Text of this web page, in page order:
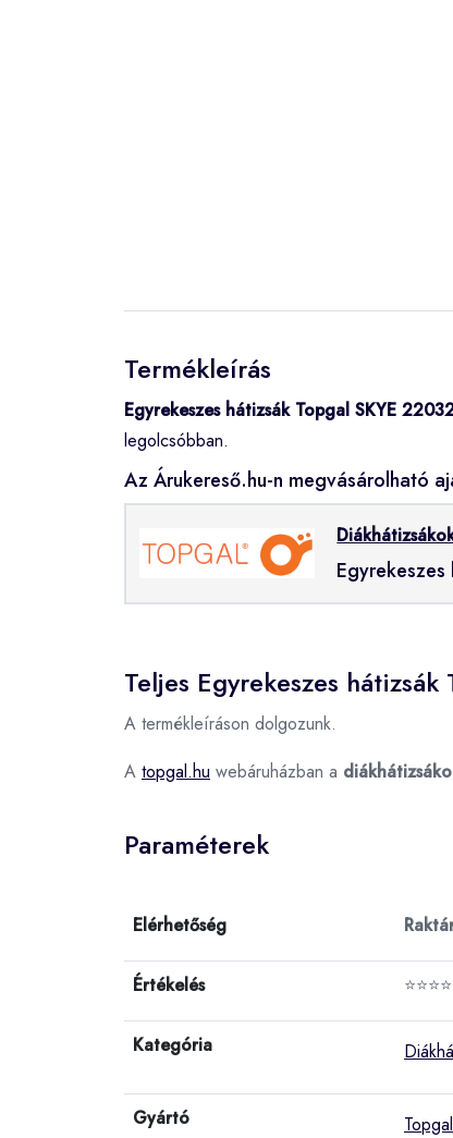
Termékleírás
Egyrekeszes hátizsák Topgal SKYE
legolcsóbban.
Az Árukereső.hu-n megvásárolható
Teljes Egyrekeszes
A termékleíráson dolgozunk.
A topgal.hu webáruházban a
Paraméterek
Elérhetőség
Értékelés
Kategória
Gyártó Topgal